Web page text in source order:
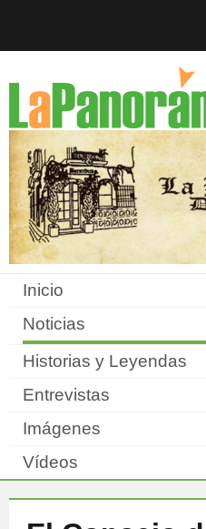
Inicio
Noticias
Historias y Leyendas
Entrevistas
Imágenes
Vídeos